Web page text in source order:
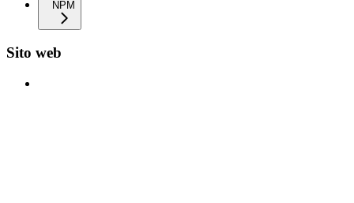
NPM
Sito web